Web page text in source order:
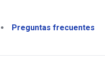
Preguntas frecuentes